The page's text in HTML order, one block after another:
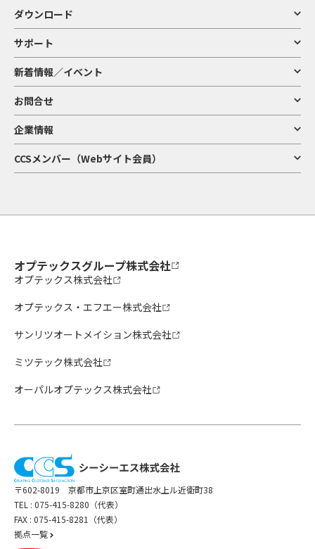
ダウンロード
サポート
新着情報／イベント
お問合せ
企業情報
CCSメンバー（Webサイト会員）
オプテックスグループ株式会社
オプテックス株式会社
オプテックス・エフエー株式会社
サンリツオートメイション株式会社
ミツテック株式会社
オーパルオプテックス株式会社
〒602-8019 京都市上京区室町通出水上ル近衛町38
TEL : 075-415-8280（代表）
FAX : 075-415-8281（代表）
拠点一覧